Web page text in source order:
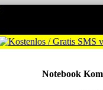
Notebook